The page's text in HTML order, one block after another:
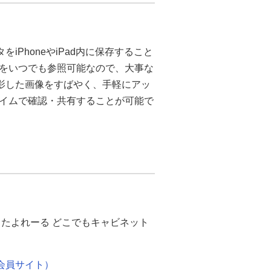
iPhoneやiPad内に保存すること
いつでも参照可能なので、大事な
た画像をすばやく、手軽にアッ
ムで確認・共有することが可能で
よれーる どこでもキャビネット
サイト）